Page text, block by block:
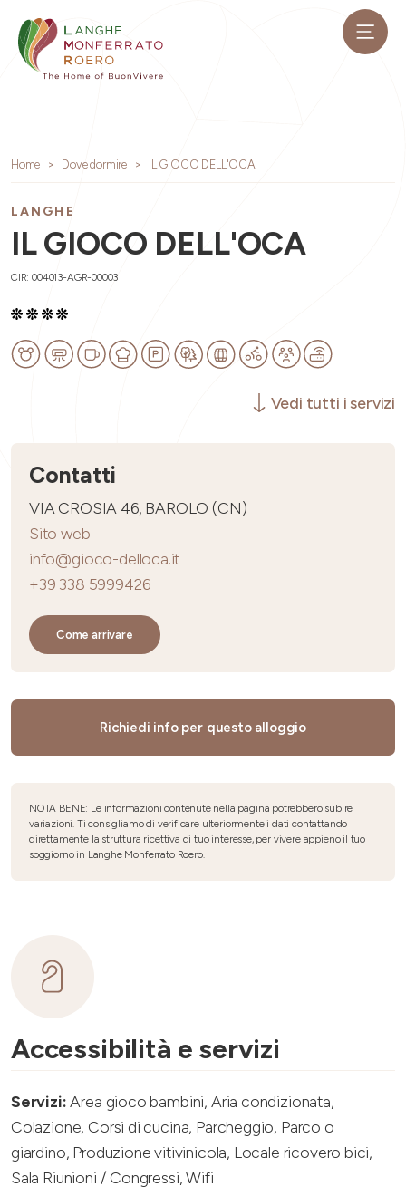
Home Dove dormire IL GIOCO DELL'OCA
LANGHE
IL GIOCO DELL'OCA
CIR: 004013-AGR-00003
Vedi tutti i servizi
Contatti
VIA CROSIA 46, BAROLO (CN)
Sito web
info@gioco-delloca.it
+39 338 5999426
Come arrivare
Richiedi info per questo alloggio
NOTA BENE: Le informazioni contenute nella pagina potrebbero subire
variazioni. Ti consigliamo di verificare ulteriormente i dati contattando
direttamente la struttura ricettiva di tuo interesse, per vivere appieno il tuo
soggiorno in Langhe Monferrato Roero.
Accessibilità e servizi
Servizi:Area gioco bambini, Aria condizionata,
Colazione, Corsi di cucina, Parcheggio, Parco o
giardino, Produzione vitivinicola, Locale ricovero bici,
Sala Riunioni / Congressi, Wifi